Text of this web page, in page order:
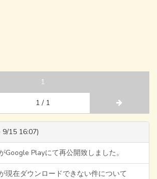
1
1 / 1
15 16:07)
Google Playにて再公開致しました。
現在ダウンロードできない件について